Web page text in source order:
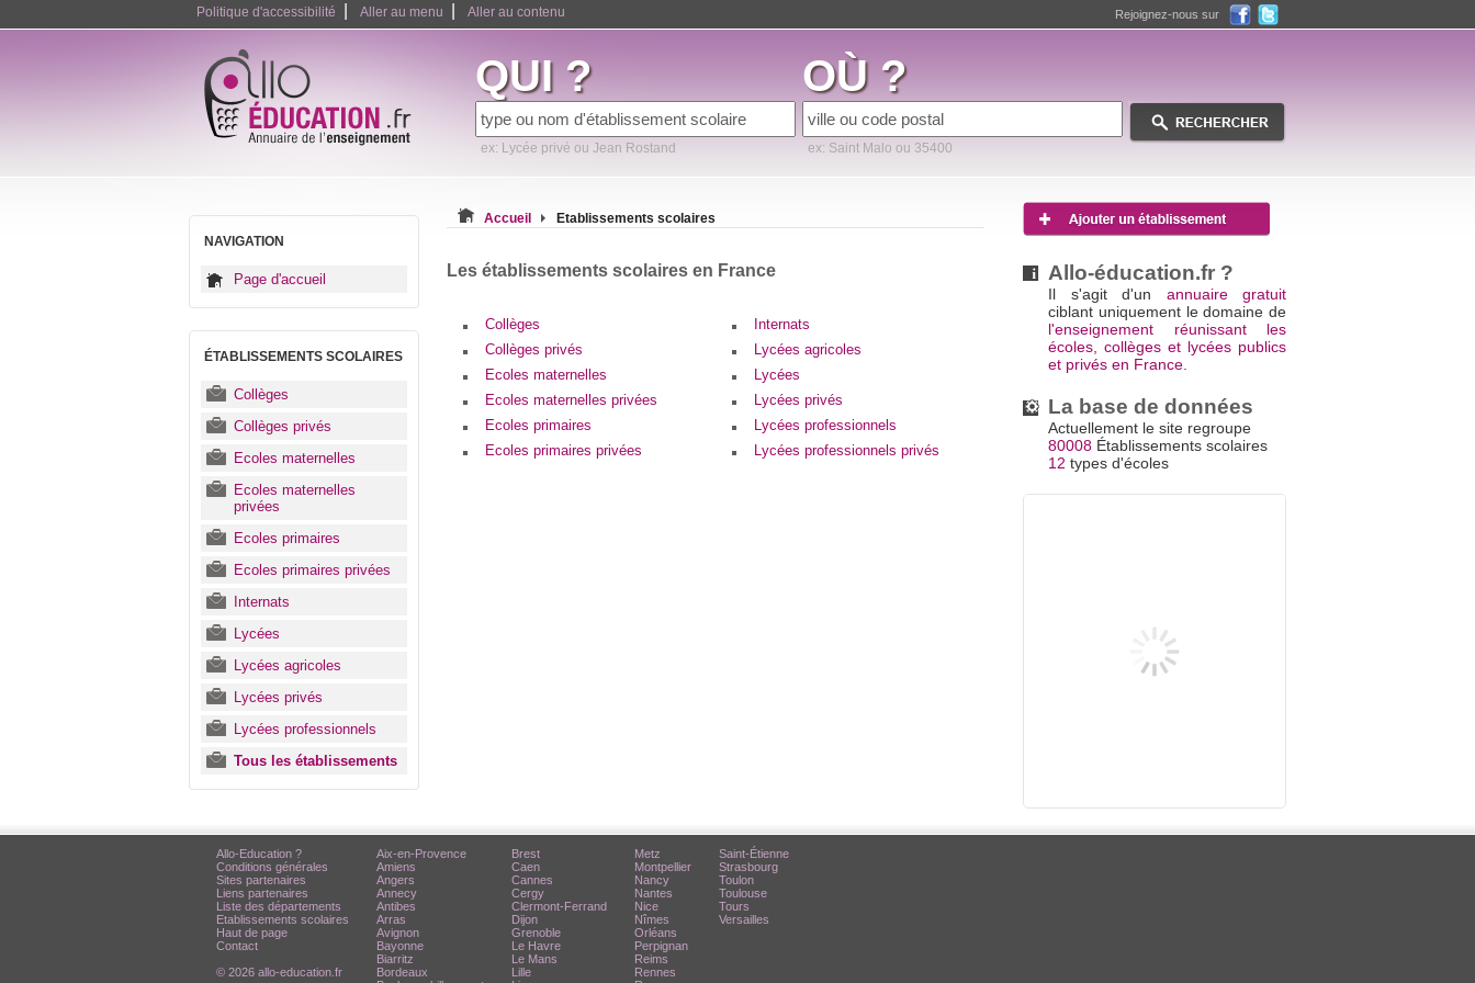
Politique d'accessibilité Aller au menu Aller au contenu Rejoignez-nous sur
QUI ?
ex: Lycée privé ou Jean Rostand
OÙ ?
ex: Saint Malo ou 35400
NAVIGATION
Page d'accueil
ÉTABLISSEMENTS SCOLAIRES
Collèges
Collèges privés
Ecoles maternelles
Ecoles maternelles
privées
Ecoles primaires
Ecoles primaires privées
Internats
Lycées
Lycées agricoles
Lycées privés
Lycées professionnels
Tous les établissements
Accueil Etablissements scolaires
Les établissements scolaires en France
Collèges
Collèges privés
Ecoles maternelles
Ecoles maternelles privées
Ecoles primaires
Ecoles primaires privées
Internats
Lycées agricoles
Lycées
Lycées privés
Lycées professionnels
Lycées professionnels privés
Allo-éducation.fr ?
Il s'agit d'un annuaire gratuit
ciblant uniquement le domaine de
l'enseignement réunissant les
écoles, collèges et lycées publics
et privés en France.
La base de données
Actuellement le site regroupe
80008 Établissements scolaires
12 types d'écoles
Allo-Education ?
Conditions générales
Sites partenaires
Liens partenaires
Liste des départements
Etablissements scolaires
Haut de page
Contact
© 2026 allo-education.fr
Aix-en-Provence
Amiens
Angers
Annecy
Antibes
Arras
Avignon
Bayonne
Biarritz
Bordeaux
Brest
Caen
Cannes
Cergy
Clermont-Ferrand
Dijon
Grenoble
Le Havre
Le Mans
Lille
Metz
Montpellier
Nancy
Nantes
Nice
Nîmes
Orléans
Perpignan
Reims
Rennes
Saint-Étienne
Strasbourg
Toulon
Toulouse
Tours
Versailles